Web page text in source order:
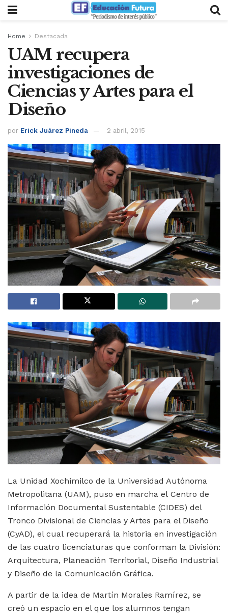
Home Destacada
UAM recupera
investigaciones de
Ciencias y Artes para el
Diseño
por Erick Juárez Pineda 2 abril, 2015
La Unidad Xochimilco de la Universidad Autónoma
Metropolitana (UAM), puso en marcha el Centro de
Información Documental Sustentable (CIDES) del
Tronco Divisional de Ciencias y Artes para el Diseño
(CyAD), el cual recuperará la historia en investigación
de las cuatro licenciaturas que conforman la División:
Arquitectura, Planeación Territorial, Diseño Industrial
y Diseño de la Comunicación Gráfica.
A partir de la idea de Martín Morales Ramírez, se
creó un espacio en el que los alumnos tengan